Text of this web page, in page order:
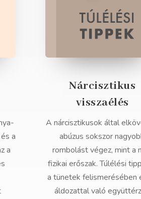
a
a
Nárcisztikus
visszaélés
A nárcisztikusok által
abúzus sokszor
rombolást végez, mint a
fizikai erőszak. Túlélési
a tünetek felismerésében
áldozattal való